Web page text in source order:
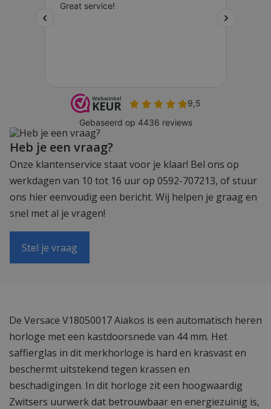
Heb je een vraag?
Onze klantenservice staat voor je klaar! Bel ons op
werkdagen van 10 tot 16 uur op 0592-707213, of stuur
ons hier eenvoudig een bericht. Wij helpen je graag en
snel met al je vragen!
Stel je vraag
De Versace V18050017 Aiakos is een automatisch heren
horloge met een kastdoorsnede van 44 mm. Het
saffierglas in dit merkhorloge is hard en krasvast en
beschermt uitstekend tegen krassen en
beschadigingen. In dit horloge zit een hoogwaardig
Zwitsers uurwerk dat betrouwbaar en energiezuinig is,